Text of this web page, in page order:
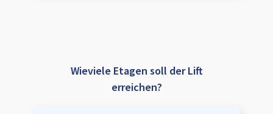
Wieviele Etagen soll der Lift
erreichen?